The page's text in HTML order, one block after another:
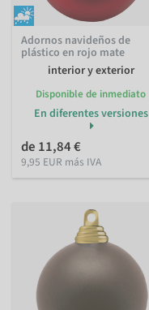
Adornos navideños de
plástico en rojo mate
interior y exterior
Disponible de inmediato
En diferentes versiones
de 11,84 €
9,95 EUR más IVA